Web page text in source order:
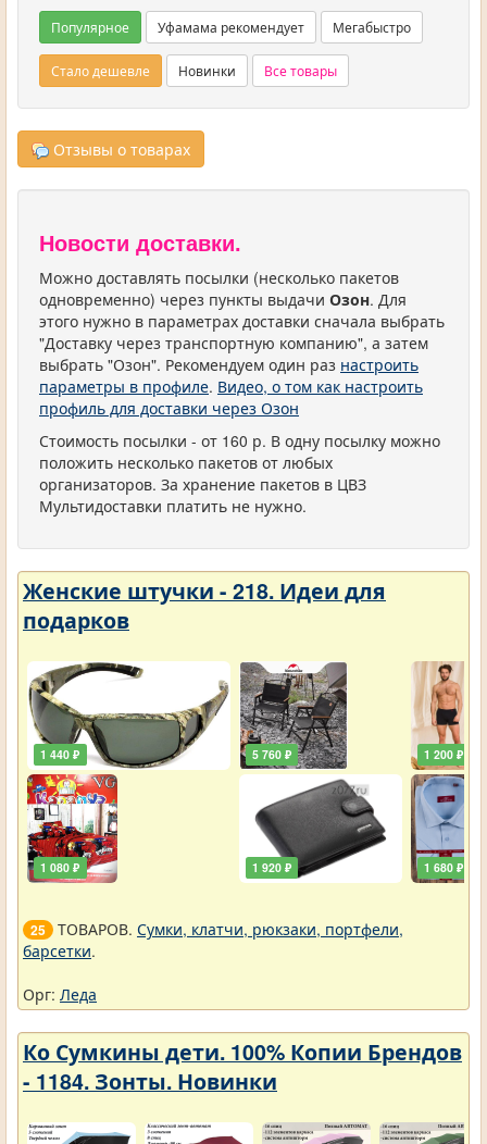
Популярное Уфамама рекомендует Мегабыстро
Стало дешевле Новинки Все товары
Отзывы о товарах
Новости доставки.
Можно доставлять посылки (несколько пакетов
одновременно) через пункты выдачи Озон. Для
этого нужно в параметрах доставки сначала выбрать
"Доставку через транспортную компанию", а затем
выбрать "Озон". Рекомендуем один раз настроить
параметры в профиле. Видео, о том как настроить
профиль для доставки через Озон
Стоимость посылки - от 160 р. В одну посылку можно
положить несколько пакетов от любых
организаторов. За хранение пакетов в ЦВЗ
Мультидоставки платить не нужно.
Женские штучки - 218. Идеи для
подарков
1 440 ₽
1 080 ₽
5 760 ₽
1 920 ₽
1 200 ₽
1 680 ₽
25 ТОВАРОВ. Сумки, клатчи, рюкзаки, портфели,
барсетки.
Орг: Леда
Ко Сумкины дети. 100% Копии Брендов
- 1184. Зонты. Новинки